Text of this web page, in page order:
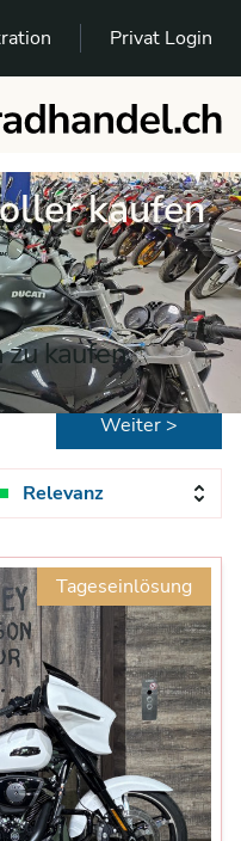
Privat Login
kaufen
kaufen
Weiter >
Relevanz
Tageseinlösung